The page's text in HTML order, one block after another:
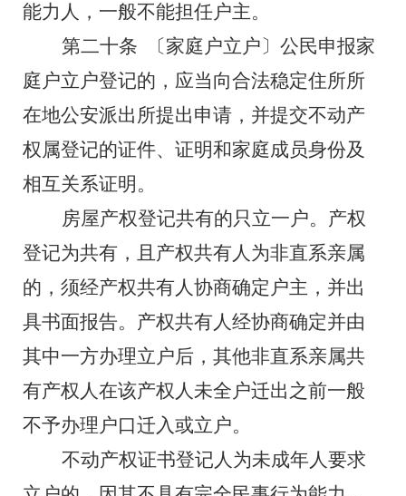
能力人，一般不能担任户主。
第二十条
〔家庭户立户〕公民申报家
庭户立户登记的，应当向合法稳定住所所
在地公安派出所提出申请，并提交不动产
权属登记的证件、 证明和家庭成员身份及
相互关系证明。
房屋产权登记共有的只立一户。 产权
登记为共有，且产权共有人为非直系亲属
的，须经产权共有人协商确定户主，并出
具书面报告。产权共有人经协商确定并由
其中一方办理立户后，其他非直系亲属共
有产权人在该产权人未全户迁出之前一般
不予办理户口迁入或立户。
不动产权证书登记人为未成年人要求